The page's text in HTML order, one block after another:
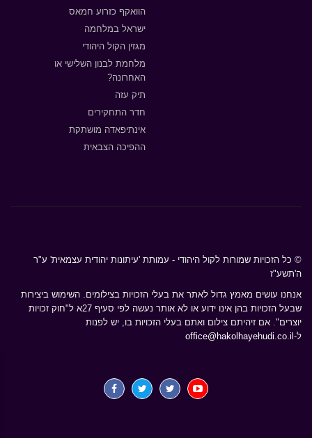
הוואקף כזרוע חמאס
ישראל במלחמה
מגזין הקול היהודי
מלחמת לבנון השלישי או
האחרונה?
תיק עזה
חדר התחקירים
אינתיפאדה מושתקת
ההפיכה הצבאית
© כל הזכויות שמורות לקול היהודי - עמותת 'עיתונות יהודית עצמאית' ע"ר
ה'תשע"ז
אנחנו עושים מאמץ גדול לאתר את בעלי הזכויות בצילומים. השימוש ביצירות
שבעל הזכויות בהן אינו ידוע או לא אותר נעשה לפי סעיף 27א ל"חוק זכויות
יוצרים". אם זיהיתם צילום ואתם בעלי הזכויות בו, יש לפנות
ל-office@hakolhayehudi.co.il